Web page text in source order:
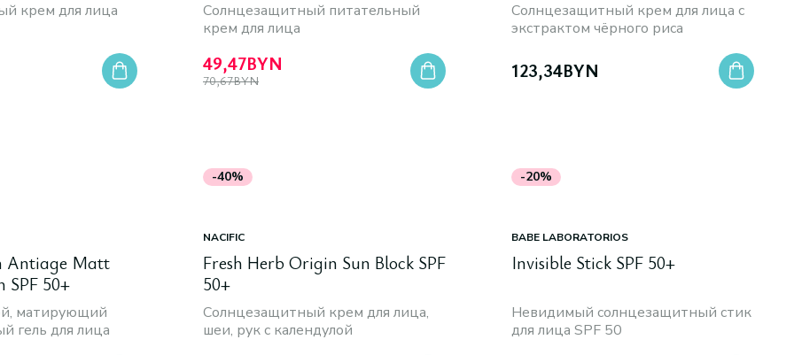
крем для лица
Солнцезащитный питательный
крем для лица
49,47BYN
70,67BYN
Солнцезащитный крем для лица с
экстрактом чёрного риса
123,34BYN
Antiage Matt
SPF 50+
матирующий
гель для лица
-40%
NACIFIC
Fresh Herb Origin Sun Block SPF
50+
Солнцезащитный крем для лица,
шеи, рук с календулой
-20%
BABE LABORATORIOS
Invisible Stick SPF 50+
Невидимый солнцезащитный стик
для лица SPF 50